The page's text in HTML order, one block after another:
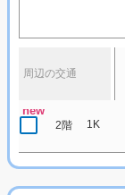
周辺の交通
new
2階 1K